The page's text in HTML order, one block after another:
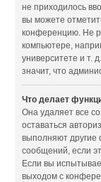
не приходилось
вы можете
конференцию. Не
компьютере,
университете и т.
значит, что
Что делает
Она удаляет все
оставаться
выполняют другие
сообщений, если
Если вы
выходом с